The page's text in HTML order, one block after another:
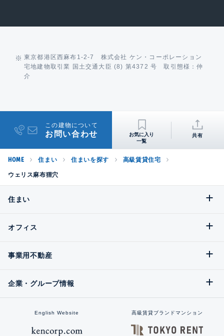
東京都港区西麻布1-2-7 株式会社 ケン・コーポレーション
宅地建物取引業 国土交通大臣 (8) 第4372 号 取引態様：仲
介
この建物について
お問い合わせ 共有
HOME 住まい 住まいを探す 高級賃貸住宅
ウェリス麻布狸穴
住まい
オフィス
事業用不動産
企業・グループ情報
English Website 高級賃貸ブランドマンション